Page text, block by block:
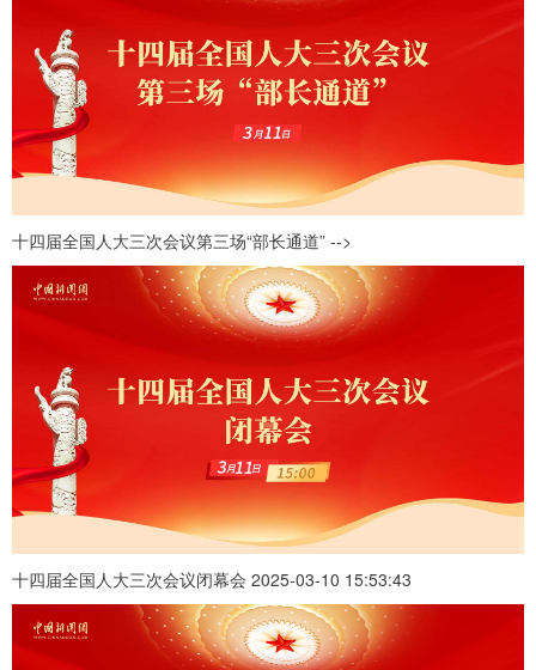
十四届全国人大三次会议第三场“部长通道” -->
十四届全国人大三次会议闭幕会 2025-03-10 15:53:43